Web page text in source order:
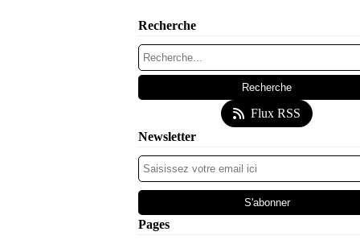
Recherche
Flux RSS
Newsletter
Pages